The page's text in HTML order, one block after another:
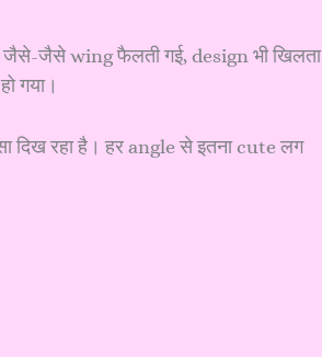
जैसे-जैसे wing फैलती गई, design भी खिलता
गया।
रहा है। हर angle से इतना cute लग